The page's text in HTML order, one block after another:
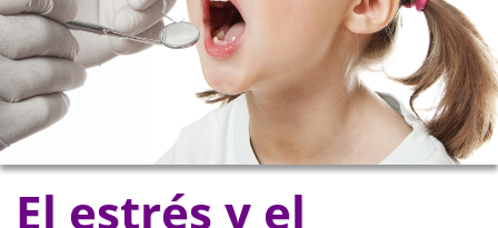
El estrés y el